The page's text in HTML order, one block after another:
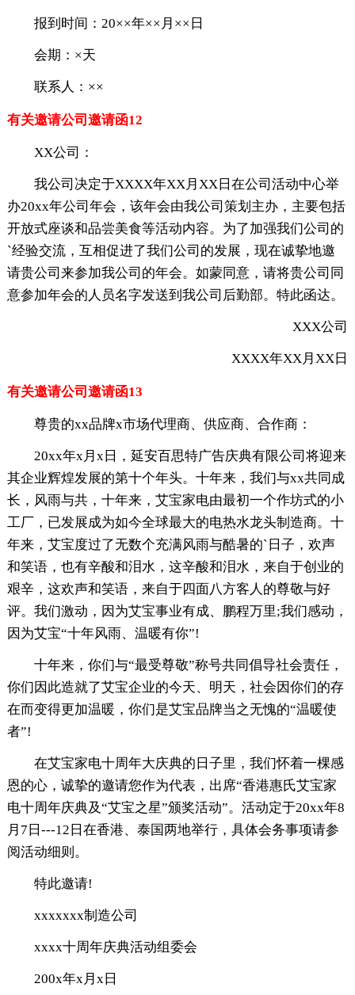
报到时间：20××年××月××日
会期：×天
联系人：××
有关邀请公司邀请函12
XX公司：
我公司决定于XXXX年XX月XX日在公司活动中心举
办20xx年公司年会，该年会由我公司策划主办，主要包括
开放式座谈和品尝美食等活动内容。为了加强我们公司的
`经验交流，互相促进了我们公司的发展，现在诚挚地邀
请贵公司来参加我公司的年会。如蒙同意，请将贵公司同
意参加年会的人员名字发送到我公司后勤部。特此函达。
XXX公司
XXXX年XX月XX日
有关邀请公司邀请函13
尊贵的xx品牌x市场代理商、供应商、合作商：
20xx年x月x日，延安百思特广告庆典有限公司将迎来
其企业辉煌发展的第十个年头。十年来，我们与xx共同成
长，风雨与共，十年来，艾宝家电由最初一个作坊式的小
工厂，已发展成为如今全球最大的电热水龙头制造商。十
年来，艾宝度过了无数个充满风雨与酷暑的`日子，欢声
和笑语，也有辛酸和泪水，这辛酸和泪水，来自于创业的
艰辛，这欢声和笑语，来自于四面八方客人的尊敬与好
评。我们激动，因为艾宝事业有成、鹏程万里;我们感动，
因为艾宝“十年风雨、温暖有你”!
十年来，你们与“最受尊敬”称号共同倡导社会责任，
你们因此造就了艾宝企业的今天、明天，社会因你们的存
在而变得更加温暖，你们是艾宝品牌当之无愧的“温暖使
者”!
在艾宝家电十周年大庆典的日子里，我们怀着一棵感
恩的心，诚挚的邀请您作为代表，出席“香港惠氏艾宝家
电十周年庆典及“艾宝之星”颁奖活动”。活动定于20xx年8
月7日---12日在香港、泰国两地举行，具体会务事项请参
阅活动细则。
特此邀请!
xxxxxxx制造公司
xxxx十周年庆典活动组委会
200x年x月x日